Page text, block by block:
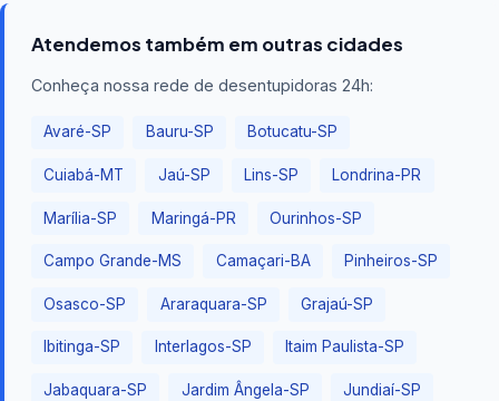
Atendemos também em outras cidades
Conheça nossa rede de desentupidoras 24h:
Avaré-SP Bauru-SP Botucatu-SP
Cuiabá-MT Jaú-SP Lins-SP Londrina-PR
Marília-SP Maringá-PR Ourinhos-SP
Campo Grande-MS Camaçari-BA Pinheiros-SP
Osasco-SP Araraquara-SP Grajaú-SP
Ibitinga-SP Interlagos-SP Itaim Paulista-SP
Jabaquara-SP Jardim Ângela-SP Jundiaí-SP